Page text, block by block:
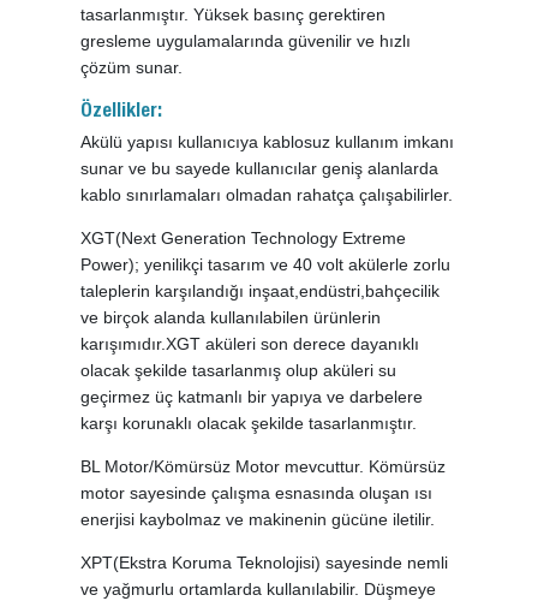
tasarlanmıştır. Yüksek basınç gerektiren
gresleme uygulamalarında güvenilir ve hızlı
çözüm sunar.
Özellikler:
Akülü yapısı kullanıcıya kablosuz kullanım imkanı
sunar ve bu sayede kullanıcılar geniş alanlarda
kablo sınırlamaları olmadan rahatça çalışabilirler.
XGT(Next Generation Technology Extreme
Power); yenilikçi tasarım ve 40 volt akülerle zorlu
taleplerin karşılandığı inşaat,endüstri,bahçecilik
ve birçok alanda kullanılabilen ürünlerin
karışımıdır.XGT aküleri son derece dayanıklı
olacak şekilde tasarlanmış olup aküleri su
geçirmez üç katmanlı bir yapıya ve darbelere
karşı korunaklı olacak şekilde tasarlanmıştır.
BL Motor/Kömürsüz Motor mevcuttur. Kömürsüz
motor sayesinde çalışma esnasında oluşan ısı
enerjisi kaybolmaz ve makinenin gücüne iletilir.
XPT(Ekstra Koruma Teknolojisi) sayesinde nemli
ve yağmurlu ortamlarda kullanılabilir. Düşmeye